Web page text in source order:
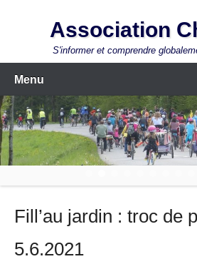
Association
S'informer et comprendre
Menu
Fill’au jardin : troc de
5.6.2021